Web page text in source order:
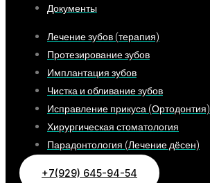
Документы
Лечение зубов (терапия)
Протезирование зубов
Имплантация зубов
Чистка и обливание зубов
Исправление прикуса (Ортодонтия)
Хирургическая стоматология
Парадонтология (Лечение дёсен)
+7(929) 645-94-54